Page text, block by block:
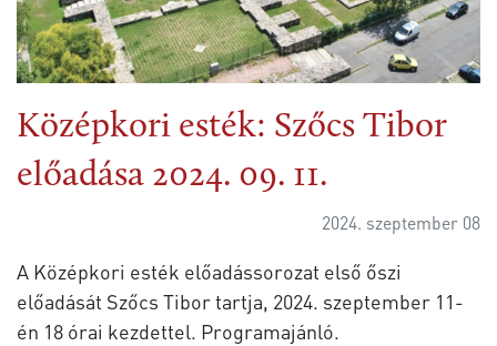
Középkori esték: Szőcs Tibor
előadása 2024. 09. 11.
2024. szeptember 08
A Középkori esték előadássorozat első őszi
előadását Szőcs Tibor tartja, 2024. szeptember 11-
én 18 órai kezdettel. Programajánló.